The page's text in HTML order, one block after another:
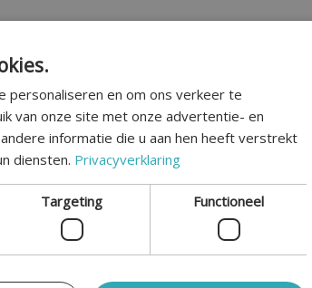
uit de provincie Utrecht. Als het u toch
mogelijkheden.
personaliseren en om ons verkeer te
van onze site met onze advertentie- en
informatie die u aan hen heeft verstrekt
diensten. Privacyverklaring
Targeting Functioneel